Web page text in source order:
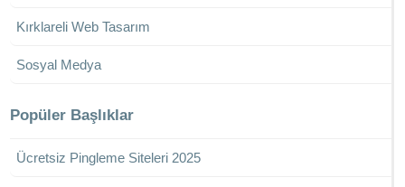
Kırklareli Web Tasarım
Sosyal Medya
Popüler Başlıklar
Ücretsiz Pingleme Siteleri 2025